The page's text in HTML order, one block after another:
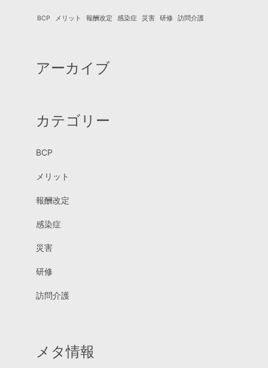
BCP メリット 報酬改定 感染症 災害 研修 訪問介護
アーカイブ
カテゴリー
BCP
メリット
報酬改定
感染症
災害
研修
訪問介護
メタ情報